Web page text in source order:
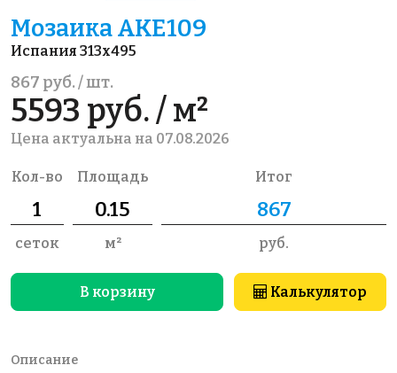
Мозаика AKE109
Испания 313x495
867 руб. / шт.
5593 руб. / м²
Цена актуальна на 07.08.2026
Кол-во
сеток
Площадь
м²
Итог
руб.
В корзину Калькулятор
Описание